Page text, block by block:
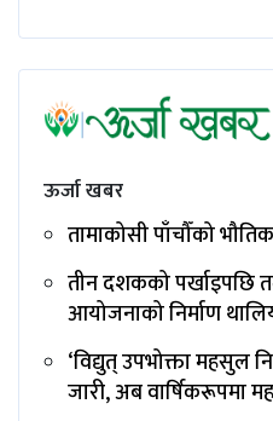
ऊर्जा खबर
तामाकोसी पाँचौँको
तीन दशकको पर्खाइपछि
आयोजनाको निर्माण
‘विद्युत् उपभोक्ता महसुल
जारी, अब वार्षिकरूपमा